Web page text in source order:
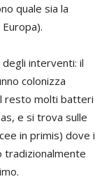
quale sia la
interventi: il
colonizza
resto molti batteri
e si trova sulle
in primis) dove i
tradizionalmente